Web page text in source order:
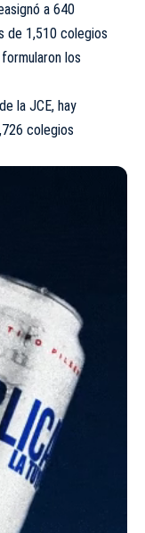
a 640
de 1,510 colegios
los
la JCE, hay
colegios